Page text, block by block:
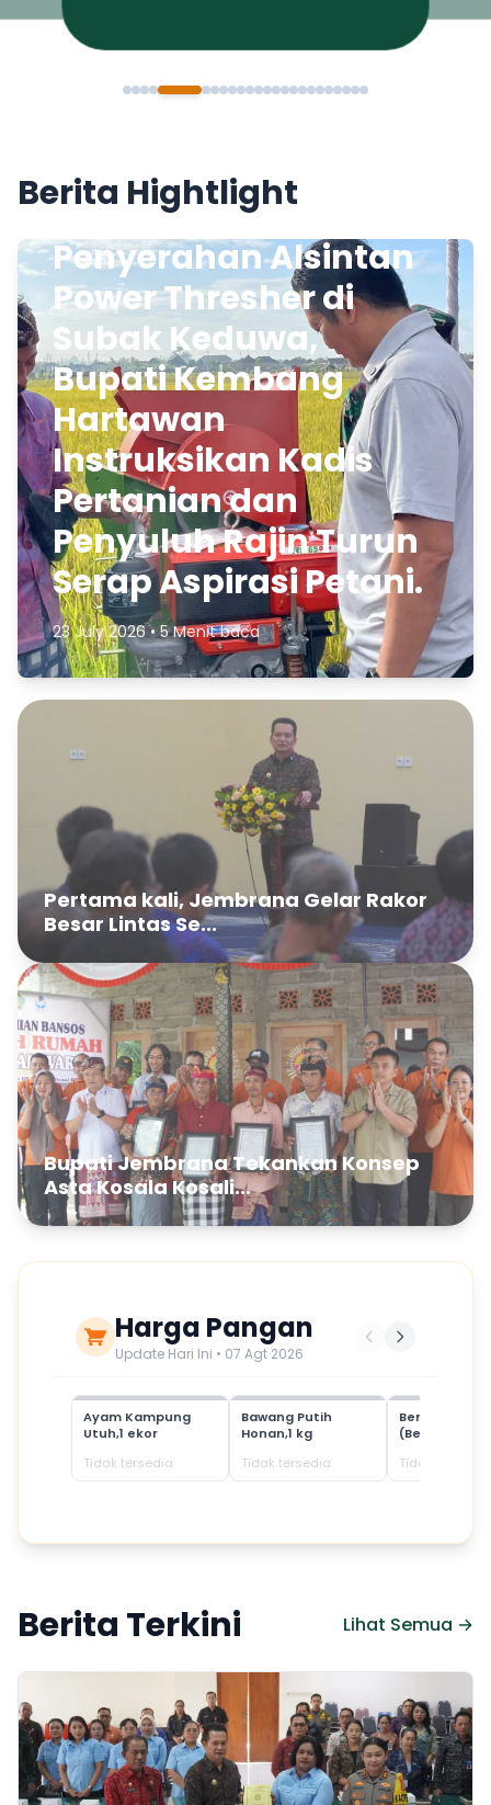
Berita Hightlight
Penyerahan Alsintan
Power Thresher di
Subak Keduwa,
Bupati Kembang
Hartawan
Instruksikan Kadis
Pertanian dan
Penyuluh Rajin Turun
Serap Aspirasi Petani.
23 July 2026 • 5 Menit baca
Pertama kali, Jembrana Gelar Rakor
Besar Lintas Se...
Bupati Jembrana Tekankan Konsep
Asta Kosala Kosali...
Harga Pangan
Update Hari Ini • 07 Agt 2026
Ayam Kampung
Utuh,1 ekor
Tidak tersedia
Bawang Putih
Honan,1 kg
Tidak tersedia
Beras
(Beras SPHP)
Tidak tersedia
Berita Terkini Lihat Semua →